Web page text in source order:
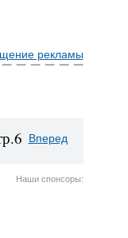
рекламы
Вперед
Наши спонсоры: